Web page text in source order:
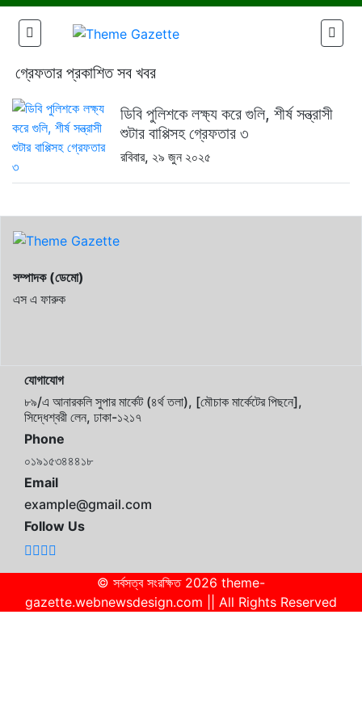
গ্রেফতার প্রকাশিত সব খবর
ডিবি পুলিশকে লক্ষ্য করে গুলি, শীর্ষ সন্ত্রাসী
শুটার বাপ্পিসহ গ্রেফতার ৩
রবিবার, ২৯ জুন ২০২৫
সম্পাদক (ডেমো)
এস এ ফারুক
যোগাযোগ
৮৯/এ আনারকলি সুপার মার্কেট (৪র্থ তলা), [মৌচাক মার্কেটের পিছনে],
সিদ্ধেশ্বরী লেন, ঢাকা-১২১৭
Phone
০১৯১৫৩৪৪৪১৮
Email
example@gmail.com
Follow Us
© সর্বসত্ব সংরক্ষিত 2026 theme-
gazette.webnewsdesign.com || All Rights Reserved